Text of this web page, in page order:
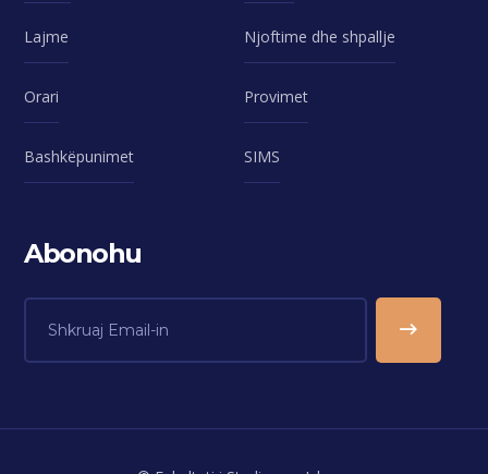
Lajme Njoftime dhe shpallje
Orari Provimet
Bashkëpunimet SIMS
Abonohu